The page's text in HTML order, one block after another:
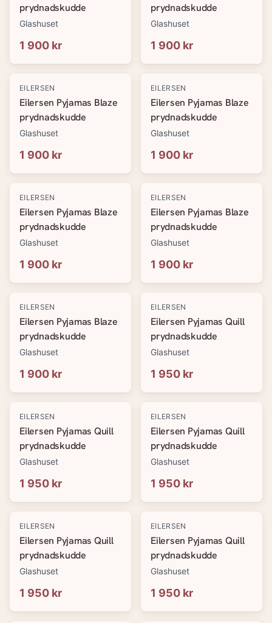
prydnadskudde
Glashuset
1 900 kr
prydnadskudde
Glashuset
1 900 kr
EILERSEN
Eilersen Pyjamas Blaze
prydnadskudde
Glashuset
1 900 kr
EILERSEN
Eilersen Pyjamas Blaze
prydnadskudde
Glashuset
1 900 kr
EILERSEN
Eilersen Pyjamas Blaze
prydnadskudde
Glashuset
1 900 kr
EILERSEN
Eilersen Pyjamas Blaze
prydnadskudde
Glashuset
1 900 kr
EILERSEN
Eilersen Pyjamas Blaze
prydnadskudde
Glashuset
1 900 kr
EILERSEN
Eilersen Pyjamas Quill
prydnadskudde
Glashuset
1 950 kr
EILERSEN
Eilersen Pyjamas Quill
prydnadskudde
Glashuset
1 950 kr
EILERSEN
Eilersen Pyjamas Quill
prydnadskudde
Glashuset
1 950 kr
EILERSEN
Eilersen Pyjamas Quill
prydnadskudde
Glashuset
1 950 kr
EILERSEN
Eilersen Pyjamas Quill
prydnadskudde
Glashuset
1 950 kr